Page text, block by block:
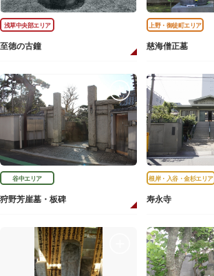
浅草中央部エリア
至徳の古鐘
上野・御徒町エリア
慈海僧正墓
谷中エリア
狩野芳崖墓・板碑
根岸・入谷・金杉エリア
寿永寺